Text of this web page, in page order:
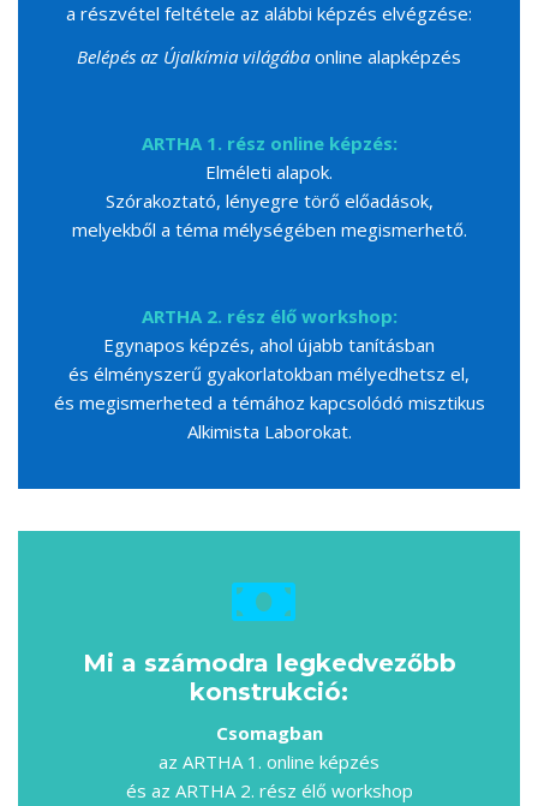
a részvétel feltétele az alábbi képzés elvégzése:
Belépés az Újalkímia világába online alapképzés
ARTHA 1. rész online képzés:
Elméleti alapok.
Szórakoztató, lényegre törő előadások,
melyekből a téma mélységében megismerhető.
ARTHA 2. rész élő workshop:
Egynapos képzés, ahol újabb tanításban
és élményszerű gyakorlatokban mélyedhetsz el,
és megismerheted a témához kapcsolódó misztikus
Alkimista Laborokat.
Mi a számodra legkedvezőbb
konstrukció:
Csomagban
az ARTHA 1. online képzés
és az ARTHA 2. rész élő workshop